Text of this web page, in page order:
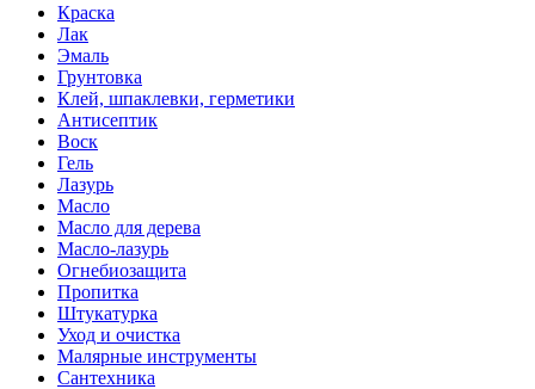
Краска
Лак
Эмаль
Грунтовка
Клей, шпаклевки, герметики
Антисептик
Воск
Гель
Лазурь
Масло
Масло для дерева
Масло-лазурь
Огнебиозащита
Пропитка
Штукатурка
Уход и очистка
Малярные инструменты
Сантехника